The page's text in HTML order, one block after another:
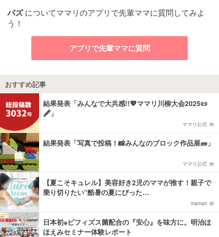
バズについてママリのアプリで先輩ママに質問してみよ
う！
アプリで先輩ママに質問
おすすめ記事
結果発表「みんなで大共感!!💖ママリ川柳大会2025📜
🖋️」
ママリ公式
結果発表「写真で投稿！📸みんなのブロック作品展🧱」
ママリ公式
【夏こそキュレル】美容好き2児のママが推す！親子で
乗り切りたい“酷暑の夏にぴった…
mamari
日本初※ビフィズス菌配合の『安心』を味方に。明治ほ
ほえみセミナー体験レポート